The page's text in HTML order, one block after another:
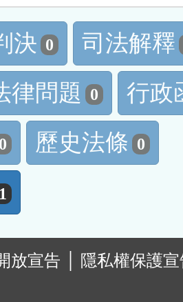
決 0
司法解釋
律問題 0
行政
0 歷史法條 0
1
放宣告
隱私權保護